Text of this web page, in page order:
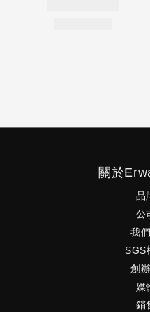
關於
品
公
我
SGS
創
媒
銷